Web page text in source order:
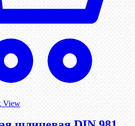
View